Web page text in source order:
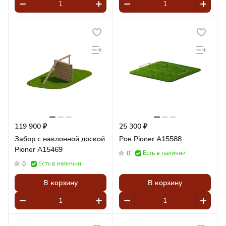
119 900 ₽
Забор с наклонной доской
Pioner A15469
0 Есть в наличии
В корзину
25 300 ₽
Ров Pioner A15588
0 Есть в наличии
В корзину